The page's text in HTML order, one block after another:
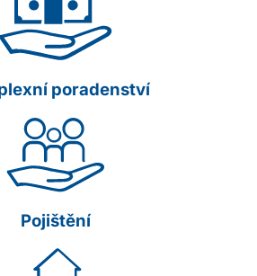
poradenství
Pojištění